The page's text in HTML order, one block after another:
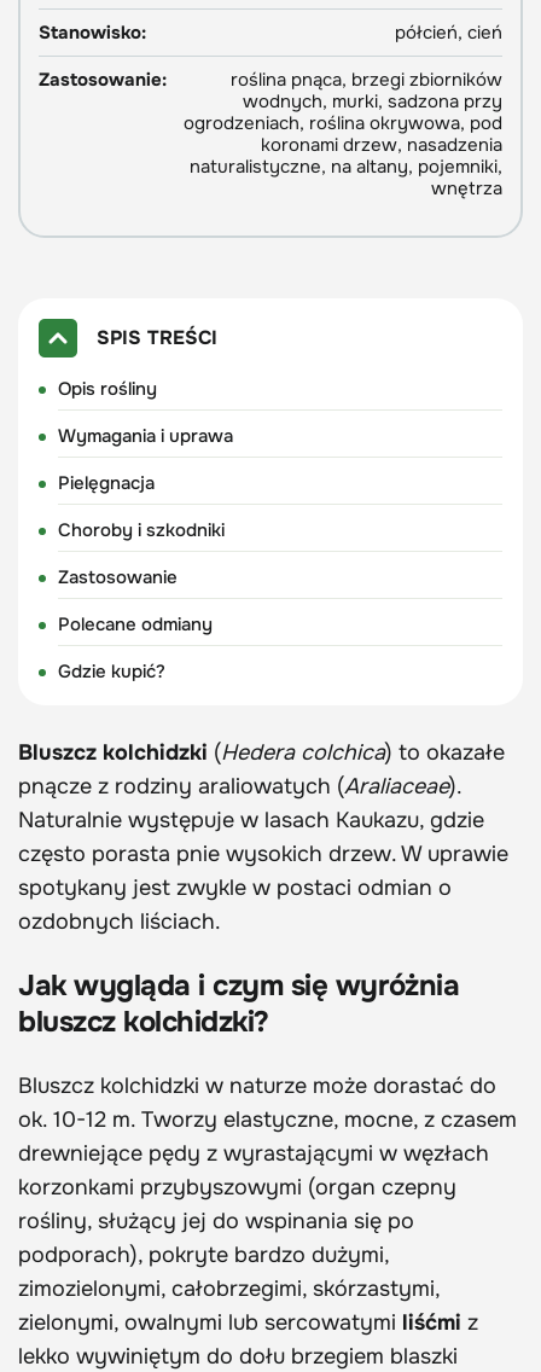
Stanowisko:
półcień, cień
Zastosowanie:
roślina pnąca, brzegi zbiorników
wodnych, murki, sadzona przy
ogrodzeniach, roślina okrywowa, pod
koronami drzew, nasadzenia
naturalistyczne, na altany, pojemniki,
wnętrza
SPIS TREŚCI
Opis rośliny
Wymagania i uprawa
Pielęgnacja
Choroby i szkodniki
Zastosowanie
Polecane odmiany
Gdzie kupić?
Bluszcz kolchidzki (Hedera colchica) to okazałe
pnącze z rodziny araliowatych (Araliaceae).
Naturalnie występuje w lasach Kaukazu, gdzie
często porasta pnie wysokich drzew. W uprawie
spotykany jest zwykle w postaci odmian o
ozdobnych liściach.
Jak wygląda i czym się wyróżnia
bluszcz kolchidzki?
Bluszcz kolchidzki w naturze może dorastać do
ok. 10-12 m. Tworzy elastyczne, mocne, z czasem
drewniejące pędy z wyrastającymi w węzłach
korzonkami przybyszowymi (organ czepny
rośliny, służący jej do wspinania się po
podporach), pokryte bardzo dużymi,
zimozielonymi, całobrzegimi, skórzastymi,
zielonymi, owalnymi lub sercowatymi liśćmi z
lekko wywiniętym do dołu brzegiem blaszki